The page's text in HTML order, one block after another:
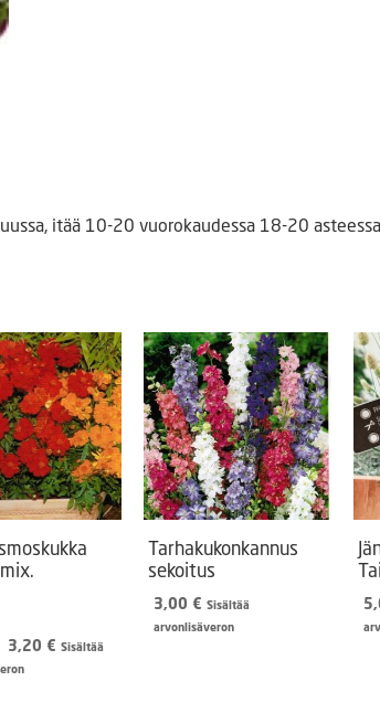
itää 10-20 vuorokaudessa 18-20
Alkuperäinen
hinta
3,20 € Nykyinen
Sisältää
Tarhakukonkannus
sekoitus
3,00 € Sisältää
arvonlisäveron